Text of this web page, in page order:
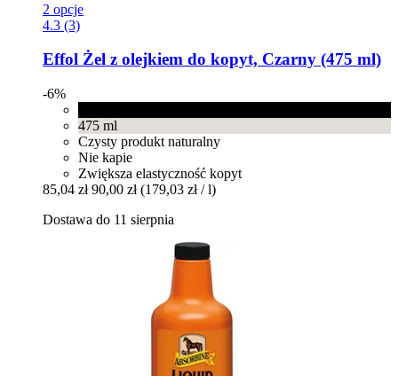
2 opcje
4.3 (3)
Effol Żel z olejkiem do kopyt, Czarny (475 ml)
-6%
475 ml
Czysty produkt naturalny
Nie kapie
Zwiększa elastyczność kopyt
85,04 zł 90,00 zł (179,03 zł / l)
Dostawa do 11 sierpnia